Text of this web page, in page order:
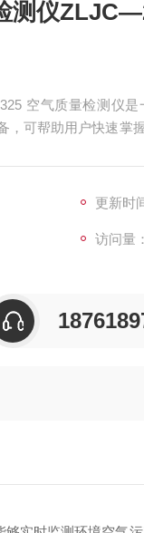
测仪
空气质量检测仪
，可帮助用户快速掌
更新时
访问量